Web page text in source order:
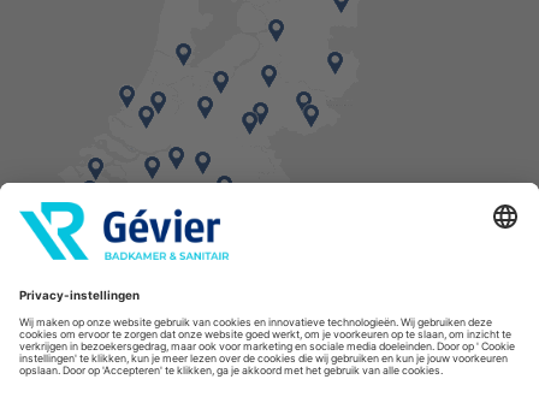
Vind een balie in de buurt
* Bestellingen geplaatst in het weekend worden, mits voorradig, dinsdag geleverd.